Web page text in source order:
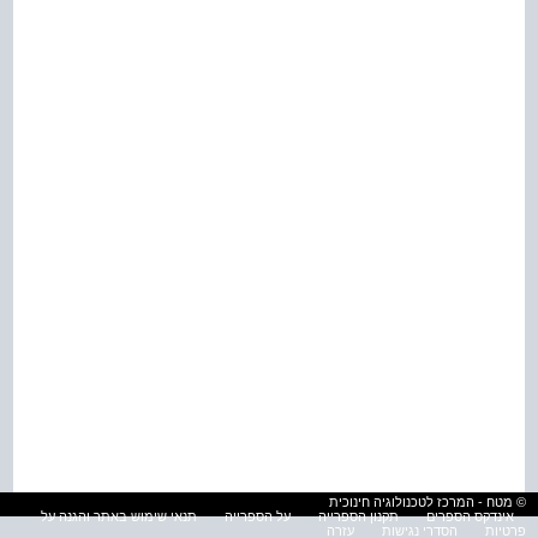
© מטח - המרכז לטכנולוגיה חינוכית
אינדקס הספרים
תקנון הספרייה על הספרייה
תנאי שימוש באתר והגנה על
פרטיות
הסדרי נגישות עזרה